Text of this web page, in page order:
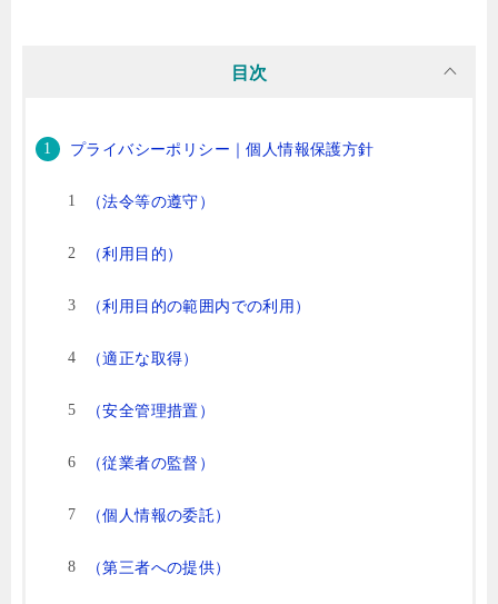
目次
プライバシーポリシー｜個人情報保護方針
（法令等の遵守）
（利用目的）
（利用目的の範囲内での利用）
（適正な取得）
（安全管理措置）
（従業者の監督）
（個人情報の委託）
（第三者への提供）